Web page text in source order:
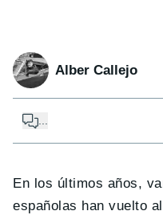
Alber Callejo
...
En los últimos años,
españolas han vuelto